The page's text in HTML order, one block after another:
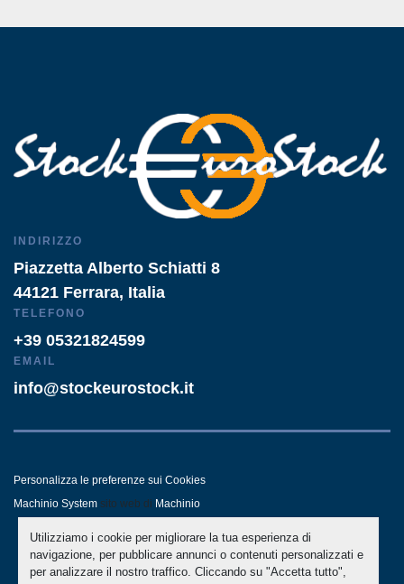
Utilizziamo i cookie per migliorare la tua esperienza di
navigazione, per pubblicare annunci o contenuti personalizzati e
per analizzare il nostro traffico. Cliccando su "Accetta tutto",
INDIRIZZO
Piazzetta Alberto Schiatti 8
44121 Ferrara, Italia
TELEFONO
+39 05321824599
EMAIL
info@stockeurostock.it
Personalizza le preferenze sui Cookies
Machinio System sito web di Machinio
- LINKEDIN - WHATSAPP